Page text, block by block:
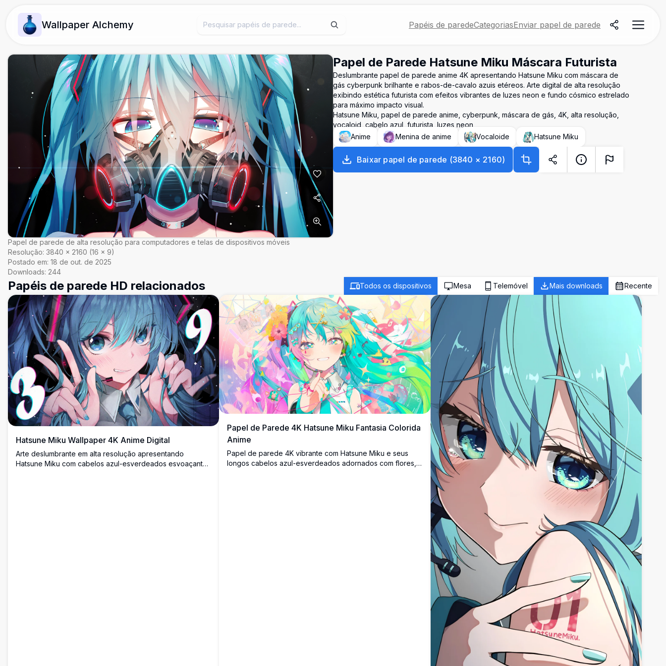
Wallpaper Alchemy Papéis de paredeCategoriasEnviar papel de parede
Papel de parede de alta resolução para computadores e telas de dispositivos móveis
Resolução: 3840 × 2160 (16 × 9)
Postado em: 18 de out. de 2025
Downloads: 244
Papel de Parede Hatsune Miku Máscara Futurista
Deslumbrante papel de parede anime 4K apresentando Hatsune Miku com máscara de
gás cyberpunk brilhante e rabos-de-cavalo azuis etéreos. Arte digital de alta resolução
exibindo estética futurista com efeitos vibrantes de luzes neon e fundo cósmico estrelado
para máximo impacto visual.
Hatsune Miku, papel de parede anime, cyberpunk, máscara de gás, 4K, alta resolução,
vocaloid, cabelo azul, futurista, luzes neon
Anime
Menina de anime Vocaloide Hatsune Miku
Baixar papel de parede (3840 × 2160)
Papéis de parede HD relacionados Todos os dispositivos Mesa Telemóvel Mais downloads Recente
Hatsune Miku Wallpaper 4K Anime Digital
Arte deslumbrante em alta resolução apresentando
Hatsune Miku com cabelos azul-esverdeados esvoaçantes
Papel de Parede 4K Hatsune Miku Fantasia Colorida
Anime
Papel de parede 4K vibrante com Hatsune Miku e seus
longos cabelos azul-esverdeados adornados com flores,